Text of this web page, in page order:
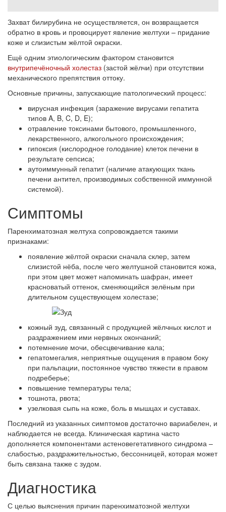
Захват билирубина не осуществляется, он возвращается
обратно в кровь и провоцирует явление желтухи – придание
коже и слизистым жёлтой окраски.
Ещё одним этиологическим фактором становится
внутрипечёночный холестаз (застой жёлчи) при отсутствии
механического препятствия оттоку.
Основные причины, запускающие патологический процесс:
вирусная инфекция (заражение вирусами гепатита
типов A, B, C, D, E);
отравление токсинами бытового, промышленного,
лекарственного, алкогольного происхождения;
гипоксия (кислородное голодание) клеток печени в
результате сепсиса;
аутоиммунный гепатит (наличие атакующих ткань
печени антител, производимых собственной иммунной
системой).
Симптомы
Паренхиматозная желтуха сопровождается такими
признаками:
появление жёлтой окраски сначала склер, затем
слизистой нёба, после чего желтушной становится кожа,
при этом цвет может напоминать шафран, имеет
красноватый оттенок, сменяющийся зелёным при
длительном существующем холестазе;
кожный зуд, связанный с продукцией жёлчных кислот и
раздражением ими нервных окончаний;
потемнение мочи, обесцвечивание кала;
гепатомегалия, неприятные ощущения в правом боку
при пальпации, постоянное чувство тяжести в правом
подреберье;
повышение температуры тела;
тошнота, рвота;
узелковая сыпь на коже, боль в мышцах и суставах.
Последний из указанных симптомов достаточно вариабелен, и
наблюдается не всегда. Клиническая картина часто
дополняется компонентами астеновегетативного синдрома –
слабостью, раздражительностью, бессонницей, которая может
быть связана также с зудом.
Диагностика
С целью выяснения причин паренхиматозной желтухи